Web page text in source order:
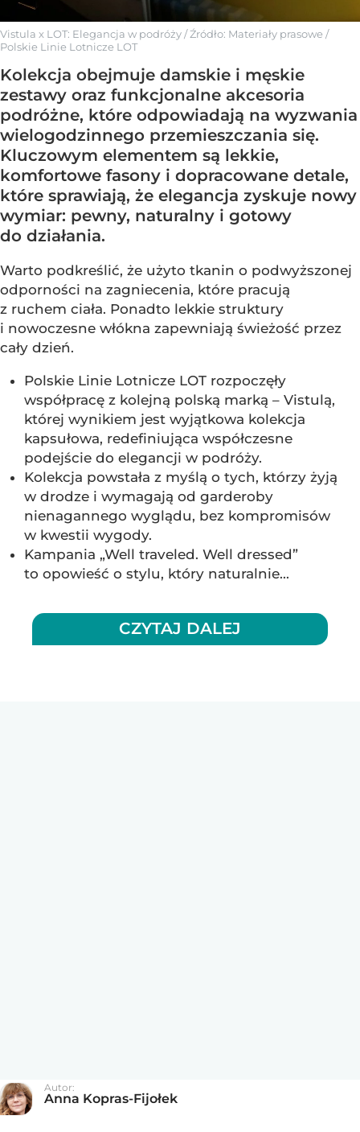
Vistula x LOT: Elegancja w podróży/ Źródło: Materiały prasowe /
Polskie Linie Lotnicze LOT
Kolekcja obejmuje damskie i męskie
zestawy oraz funkcjonalne akcesoria
podróżne, które odpowiadają na wyzwania
wielogodzinnego przemieszczania się.
Kluczowym elementem są lekkie,
komfortowe fasony i dopracowane detale,
które sprawiają, że elegancja zyskuje nowy
wymiar: pewny, naturalny i gotowy
do działania.
Warto podkreślić, że użyto tkanin o podwyższonej
odporności na zagniecenia, które pracują
z ruchem ciała. Ponadto lekkie struktury
i nowoczesne włókna zapewniają świeżość przez
cały dzień.
Polskie Linie Lotnicze LOT rozpoczęły
współpracę z kolejną polską marką – Vistulą,
której wynikiem jest wyjątkowa kolekcja
kapsułowa, redefiniująca współczesne
podejście do elegancji w podróży.
Kolekcja powstała z myślą o tych, którzy żyją
w drodze i wymagają od garderoby
nienagannego wyglądu, bez kompromisów
w kwestii wygody.
Kampania „Well traveled. Well dressed”
to opowieść o stylu, który naturalnie...
CZYTAJ DALEJ
Autor:
Anna Kopras-Fijołek